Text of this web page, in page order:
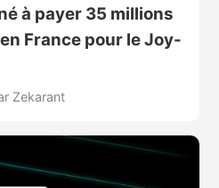
à payer 35 millions
en France pour le Joy-
Zekarant